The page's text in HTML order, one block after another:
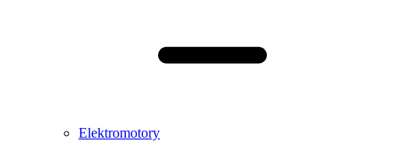
Elektromotory